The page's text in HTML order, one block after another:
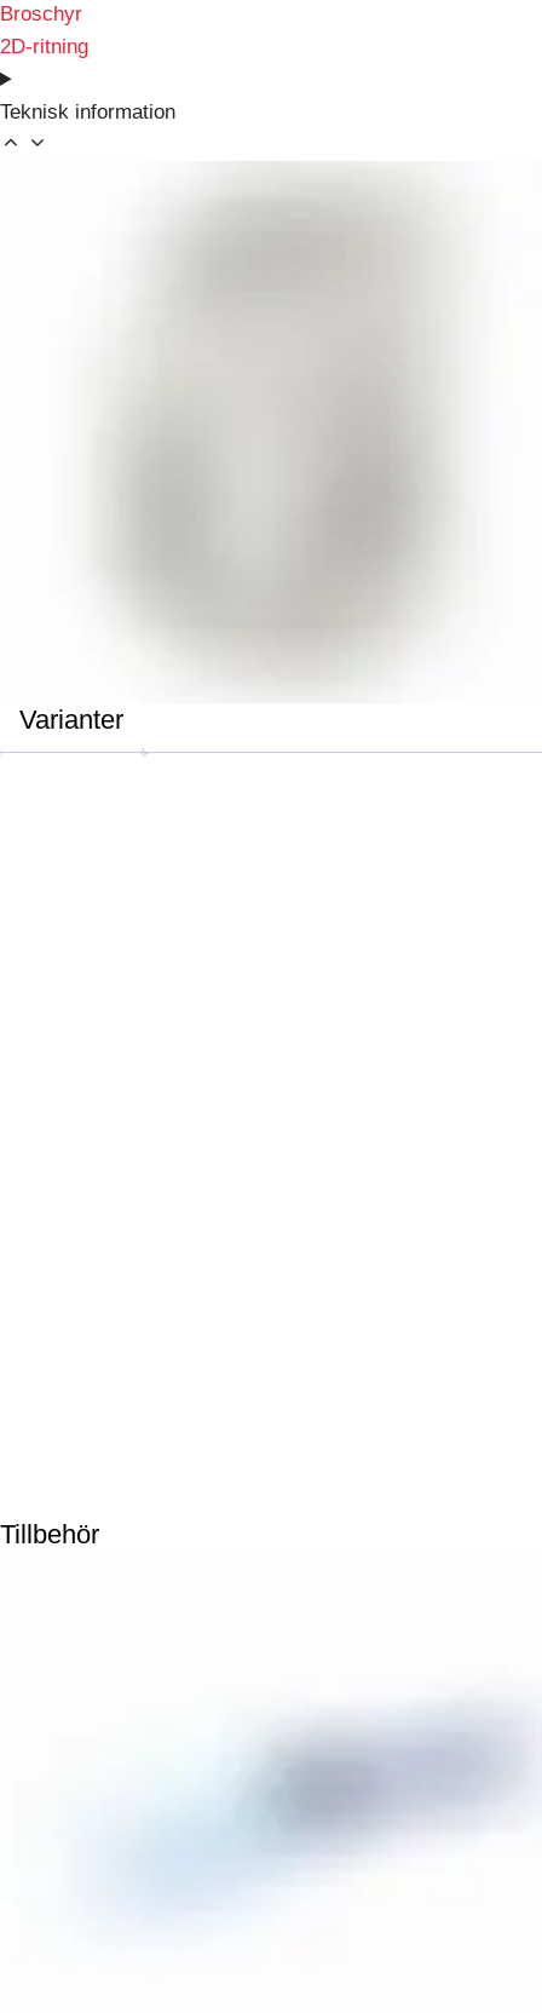
Broschyr
2D-ritning
Teknisk information
Varianter
Tillbehör